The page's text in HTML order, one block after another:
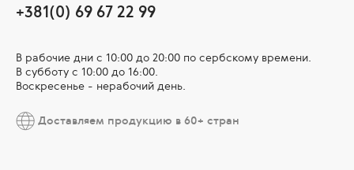
+381(0) 69 67 22 99
В рабочие дни c 10:00 до 20:00 по сербскому времени.
В субботу с 10:00 дo 16:00.
Воскресенье - нерабочий день.
Доставляем продукцию в 60+ стран